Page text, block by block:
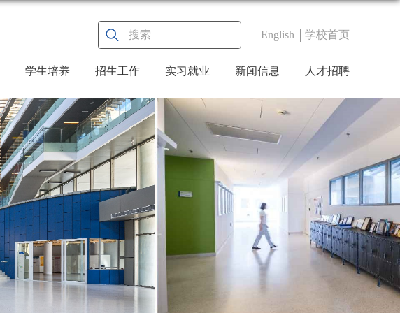
English 学校首页
学生培养 招生工作 实习就业 新闻信息 人才招聘